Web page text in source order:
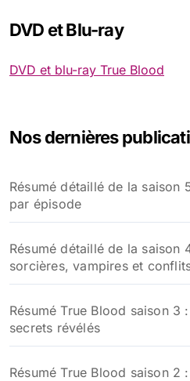
DVD et Blu-ray
DVD et blu-ray True Blood
Nos dernières
Résumé détaillé de la saison
par épisode
Résumé détaillé de la saison
sorcières, vampires et
Résumé True Blood saison 3
secrets révélés
Résumé True Blood saison 2